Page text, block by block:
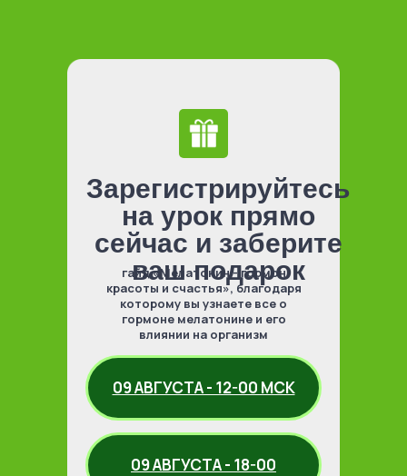
Зарегистрируйтесь
на урок прямо
сейчас и заберите
ваш подарок
гайд «Мелатонин - гормон
красоты и счастья», благодаря
которому вы узнаете все о
гормоне мелатонине и его
влиянии на организм
09 АВГУСТА - 12-00 МСК
09 АВГУСТА - 18-00